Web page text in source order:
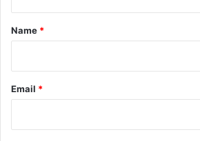
*
Name *
Email *